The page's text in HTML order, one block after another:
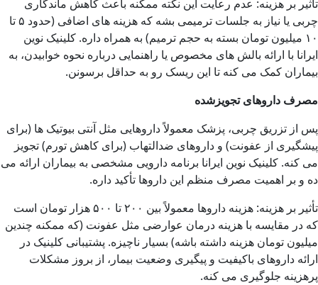
تأثیر بر هزینه: عدم رعایت این نکته ممکنه باعث کاهش ماندگاری
چربی یا نیاز به جلسات ترمیمی بشه که هزینه های اضافی (حدود ۵ تا
۱۰ میلیون تومان بسته به حجم ترمیم) به همراه داره. کلینیک نوین
ایرانا با ارائه بالش های مخصوص یا راهنمایی درباره نحوه خوابیدن، به
بیماران کمک می کنه تا این ریسک رو به حداقل برسونن.
مصرف داروهای تجویزشده
پس از تزریق چربی، پزشک معمولاً داروهایی مثل آنتی بیوتیک ها (برای
پیشگیری از عفونت) و داروهای ضدالتهاب (برای کاهش تورم) تجویز
می کنه. کلینیک نوین ایرانا برنامه دارویی مشخصی به بیماران ارائه می
ده و بر اهمیت مصرف منظم این داروها تأکید داره.
تأثیر بر هزینه: هزینه داروها معمولاً بین ۲۰۰ تا ۵۰۰ هزار تومان است
که در مقایسه با هزینه درمان عوارضی مثل عفونت (که ممکنه چندین
میلیون تومان هزینه داشته باشه) بسیار ناچیزه. پشتیبانی کلینیک در
ارائه داروهای باکیفیت و پیگیری وضعیت بیمار، از بروز مشکلات
پرهزینه جلوگیری می کنه.